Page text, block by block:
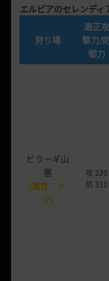
エルビアのセレンディ
狩り場
適正攻
撃力/
御力
ビラーギ山
塞
[属性：ナ
ク]
攻 220
防 310